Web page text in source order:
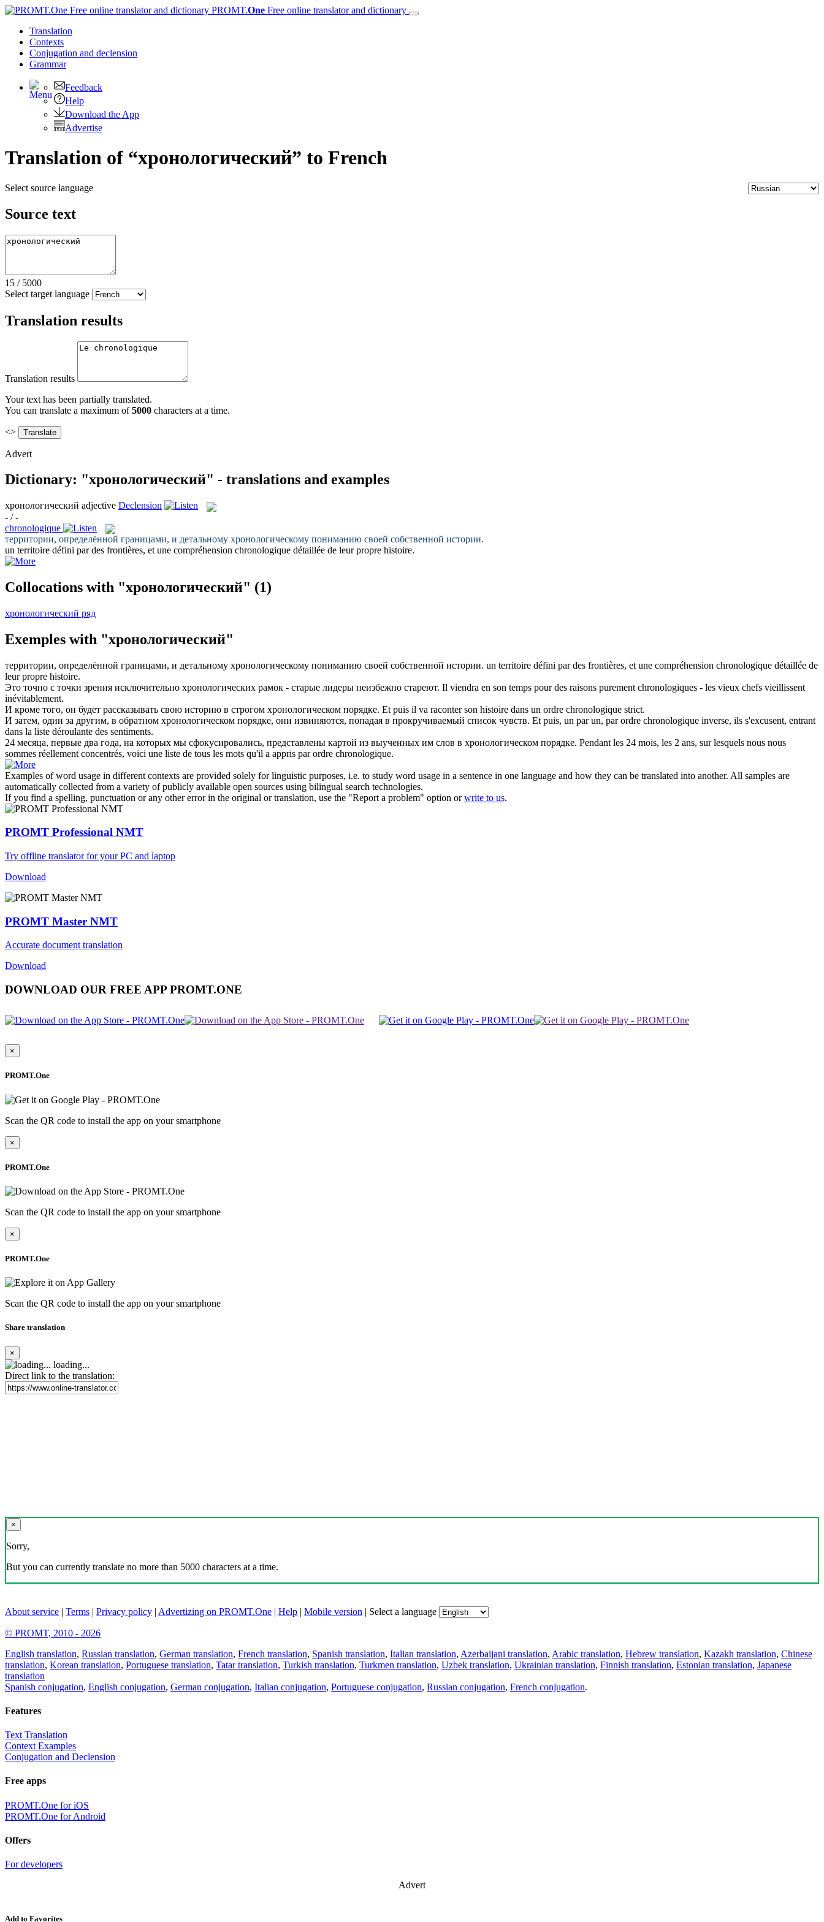
PROMT.One Free online translator and dictionary
Translation
Contexts
Conjugation and declension
Grammar
Feedback
Help
Download the App
Advertise
Translation of “хронологический” to French
Select source language
Source text
15 / 5000
Select target language
Translation results
Translation results
Your text has been partially translated.
You can translate a maximum of5000 characters at a time.
<>
Advert
Dictionary: "хронологический" - translations and examples
хронологический adjective Declension
- / -
chronologique
территории, определённой границами, и детальному хронологическому пониманию своей собственной истории.
un territoire défini par des frontières, et une compréhension chronologique détaillée de leur propre histoire.
Collocations with "хронологический" (1)
хронологический ряд
Exemples with "хронологический"
территории, определённой границами, и детальному хронологическому пониманию своей собственной истории. un territoire défini par des frontières, et une compréhension chronologique détaillée de
leur propre histoire.
Это точно с точки зрения исключительно хронологических рамок - старые лидеры неизбежно стареют. Il viendra en son temps pour des raisons purement chronologiques - les vieux chefs vieillissent
inévitablement.
И кроме того, он будет рассказывать свою историю в строгом хронологическом порядке. Et puis il va raconter son histoire dans un ordre chronologique strict.
И затем, один за другим, в обратном хронологическом порядке, они извиняются, попадая в прокручиваемый список чувств. Et puis, un par un, par ordre chronologique inverse, ils s'excusent, entrant
dans la liste déroulante des sentiments.
24 месяца, первые два года, на которых мы сфокусировались, представлены картой из выученных им слов в хронологическом порядке. Pendant les 24 mois, les 2 ans, sur lesquels nous nous
sommes réellement concentrés, voici une liste de tous les mots qu'il a appris par ordre chronologique.
Examples of word usage in different contexts are provided solely for linguistic purposes, i.e. to study word usage in a sentence in one language and how they can be translated into another. All samples are
automatically collected from a variety of publicly available open sources using bilingual search technologies.
If you find a spelling, punctuation or any other error in the original or translation, use the "Report a problem" option orwrite to us.
PROMT Professional NMT
Try offline translator for your PC and laptop
Download
PROMT Master NMT
Accurate document translation
Download
DOWNLOAD OUR FREE APP PROMT.ONE
×
PROMT.One
Scan the QR code to install the app on your smartphone
×
PROMT.One
Scan the QR code to install the app on your smartphone
×
PROMT.One
Scan the QR code to install the app on your smartphone
Share translation
×
loading...
Direct link to the translation:
×
Sorry,
But you can currently translate no more than 5000 characters at a time.
About service | Terms | Privacy policy | Advertizing on PROMT.One | Help | Mobile version | Select a language
© PROMT, 2010 - 2026
English translation, Russian translation, German translation, French translation, Spanish translation, Italian translation, Azerbaijani translation, Arabic translation, Hebrew translation, Kazakh translation, Chinese
translation, Korean translation, Portuguese translation, Tatar translation, Turkish translation, Turkmen translation, Uzbek translation, Ukrainian translation, Finnish translation, Estonian translation, Japanese
translation
Spanish conjugation, English conjugation, German conjugation, Italian conjugation, Portuguese conjugation, Russian conjugation, French conjugation.
Features
Text Translation
Context Examples
Conjugation and Declension
Free apps
PROMT.One for iOS
PROMT.One for Android
Offers
For developers
Advert
Add to Favorites